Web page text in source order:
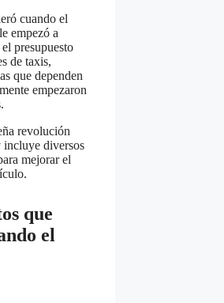
cuando el
empezó a
presupuesto
de taxis,
que dependen
empezaron
revolución
incluye diversos
mejorar el
que
el